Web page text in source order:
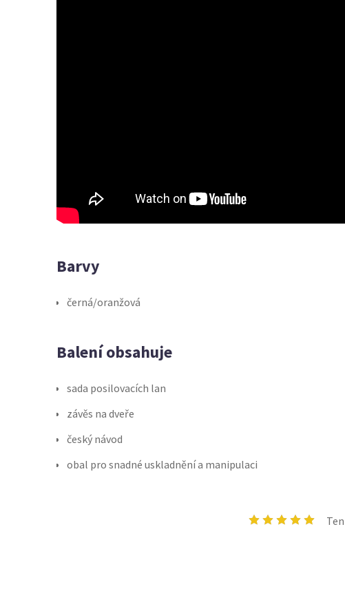
Barvy
černá/oranžová
Balení obsahuje
sada posilovacích lan
závěs na dveře
český návod
obal pro snadné uskladnění a manipulaci